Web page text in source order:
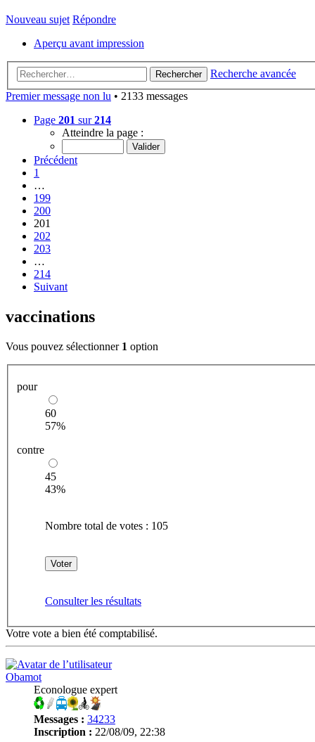
Nouveau sujet Répondre
Aperçu avant impression
Rechercher
Recherche avancée
Premier message non lu • 2133 messages
Page 201 sur214
Atteindre la page :
Précédent
1
…
199
200
201
202
203
…
214
Suivant
vaccinations
Vous pouvez sélectionner 1 option
pour
60
57%
contre
45
43%
Nombre total de votes : 105
Consulter les résultats
Votre vote a bien été comptabilisé.
Obamot
Econologue expert
Messages : 34233
Inscription : 22/08/09, 22:38